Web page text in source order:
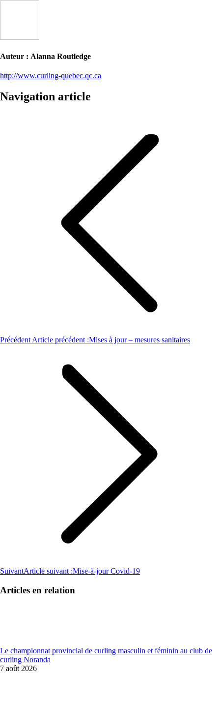
Auteur : Alanna Routledge
http://www.curling-quebec.qc.ca
Navigation article
Précédent Article précédent :Mises à jour – mesures sanitaires
SuivantArticle suivant :Mise-à-jour Covid-19
Articles en relation
Le championnat provincial de curling masculin et féminin au club de
curling Noranda
7 août 2026